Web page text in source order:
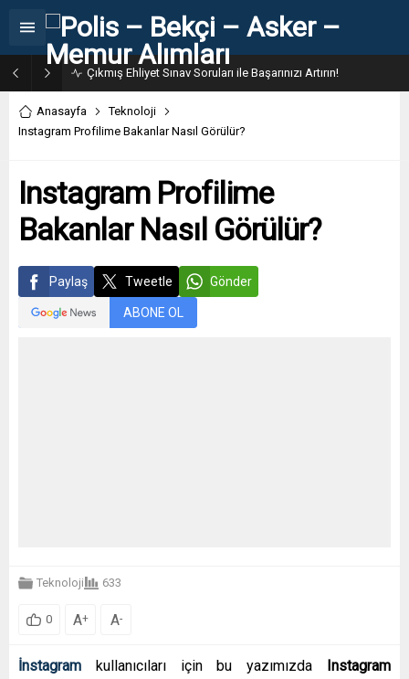
Anasayfa
Teknoloji
Instagram Profilime Bakanlar Nasıl Görülür?
Instagram Profilime
Bakanlar Nasıl Görülür?
Paylaş Tweetle Gönder
ABONE OL
Teknoloji 633
0 A+ A-
İnstagram kullanıcıları için bu yazımızda Instagram